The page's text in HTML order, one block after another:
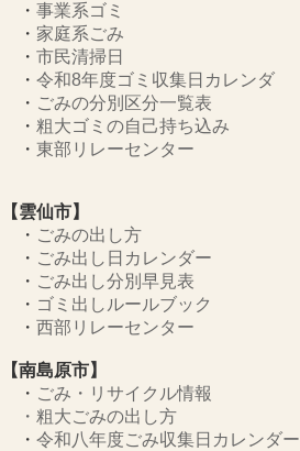
・事業系ゴミ
・ 家庭系ごみ
・市民清掃日
・令和8年度ゴミ収集日カレンダ
・ ごみの分別区分一覧表
・粗大ゴミの自己持ち込み
・東部リレーセンター
【雲仙市】
・ ごみの出し方
・ ごみ出し日カレンダー
・ ごみ出し分別早見表
・ ゴミ出しルールブック
・西部リレーセンター
【南島原市】
・ ごみ・リサイクル情報
・粗大ごみの出し方
・令和八年度ごみ収集日カレンダー